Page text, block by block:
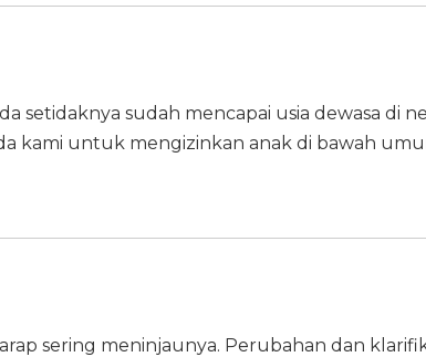
setidaknya sudah mencapai usia dewasa di
kami untuk mengizinkan anak di bawah
sering meninjaunya. Perubahan dan